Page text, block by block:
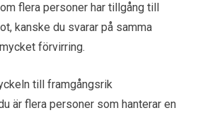
flera personer har tillgång till
kanske du svarar på samma
förvirring.
till framgångsrik
är flera personer som hanterar en